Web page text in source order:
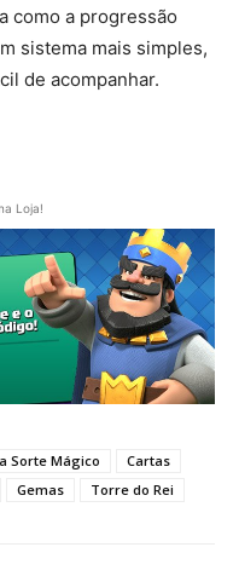
como a progressão
sistema mais simples,
de acompanhar.
Loja!
Sorte Mágico
Cartas
Gemas Torre do Rei